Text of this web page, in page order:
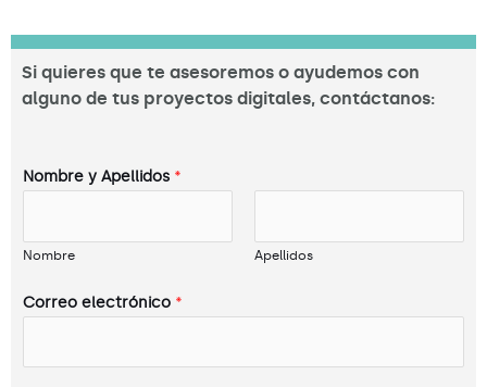
Si quieres que te asesoremos o ayudemos con
alguno de tus proyectos digitales, contáctanos:
Nombre y Apellidos *
Nombre Apellidos
Correo electrónico *